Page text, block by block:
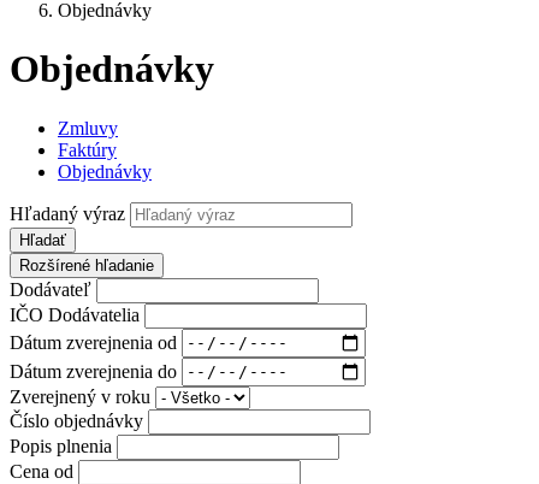
Objednávky
Objednávky
Zmluvy
Faktúry
Objednávky
Hľadaný výraz
Hľadať
Rozšírené hľadanie
Dodávateľ
IČO Dodávatelia
Dátum zverejnenia od
Dátum zverejnenia do
Zverejnený v roku
Číslo objednávky
Popis plnenia
Cena od